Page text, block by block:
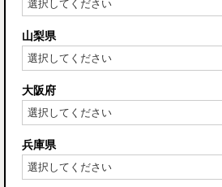
山梨県
大阪府
兵庫県